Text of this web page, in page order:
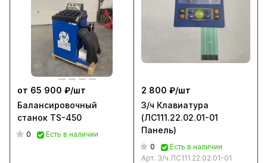
от 65 900 ₽/шт
Балансировочный
станок TS-450
0 Есть в наличии
2 800 ₽/шт
З/ч Клавиатура
(ЛС111.22.02.01-01
Панель)
0
Есть в наличии
Арт. З/ч ЛС111.22.02.01-01